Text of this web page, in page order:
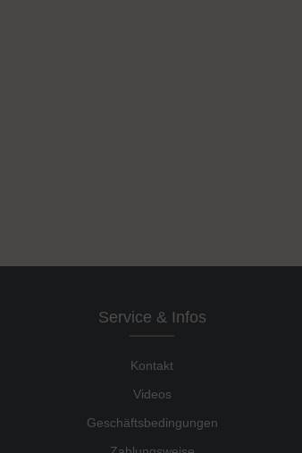
Service & Infos
Kontakt
Videos
Geschäftsbedingungen